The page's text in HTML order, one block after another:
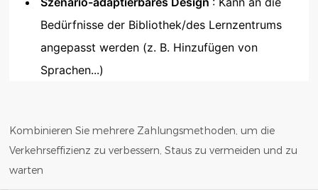
Bedürfnisse der Bibliothek/des Lernzentrums
angepasst werden (z. B. Hinzufügen von
Sprachen...)
Kombinieren Sie mehrere Zahlungsmethoden, um die
Verkehrseffizienz zu verbessern, Staus zu vermeiden und zu
warten